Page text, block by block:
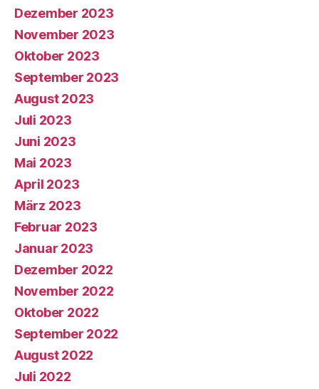
Dezember 2023
November 2023
Oktober 2023
September 2023
August 2023
Juli 2023
Juni 2023
Mai 2023
April 2023
März 2023
Februar 2023
Januar 2023
Dezember 2022
November 2022
Oktober 2022
September 2022
August 2022
Juli 2022